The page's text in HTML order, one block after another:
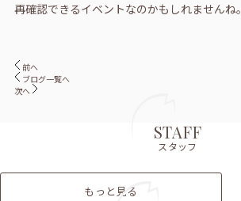
再確認できるイベントなのかもしれませんね。
前へ
ブログ一覧へ
次へ
STAFF
スタッフ
もっと見る